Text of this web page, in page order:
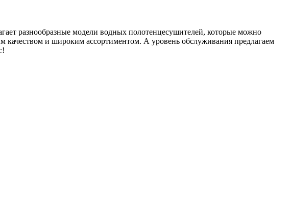
разнообразные модели водных полотенцесушителей, которые можно
качеством и широким ассортиментом. А уровень обслуживания предлагаем